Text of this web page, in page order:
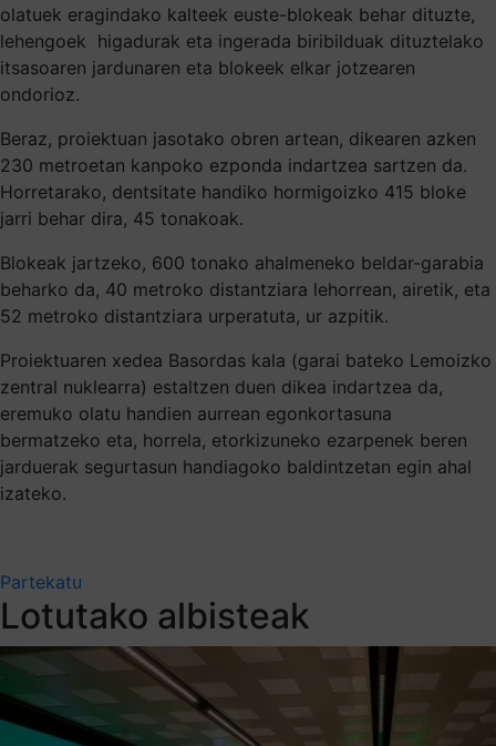
olatuek eragindako kalteek euste-blokeak behar dituzte,
lehengoek higadurak eta ingerada biribilduak dituztelako
itsasoaren jardunaren eta blokeek elkar jotzearen
ondorioz.
Beraz, proiektuan jasotako obren artean, dikearen azken
230 metroetan kanpoko ezponda indartzea sartzen da.
Horretarako, dentsitate handiko hormigoizko 415 bloke
jarri behar dira, 45 tonakoak.
Blokeak jartzeko, 600 tonako ahalmeneko beldar-garabia
beharko da, 40 metroko distantziara lehorrean, airetik, eta
52 metroko distantziara urperatuta, ur azpitik.
Proiektuaren xedea Basordas kala (garai bateko Lemoizko
zentral nuklearra) estaltzen duen dikea indartzea da,
eremuko olatu handien aurrean egonkortasuna
bermatzeko eta, horrela, etorkizuneko ezarpenek beren
jarduerak segurtasun handiagoko baldintzetan egin ahal
izateko.
Partekatu
Lotutako albisteak